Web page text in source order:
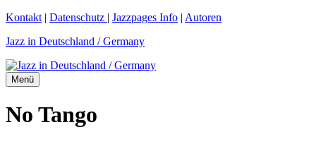
Zum
springen
Kontakt | Datenschutz | Jazzpages Info | Autoren
Jazz in Deutschland / Germany
Menü
No Tango